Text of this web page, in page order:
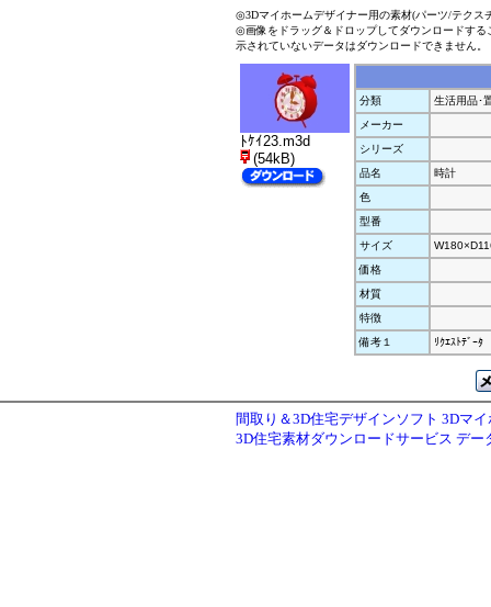
◎3Dマイホームデザイナー用の素材(パーツ/テクス
◎画像をドラッグ＆ドロップしてダウンロードす
示されていないデータはダウンロードできません。
ﾄｹｲ23.m3d
(54kB)
分類
生活用品･
メーカー
シリーズ
品名
時計
色
型番
サイズ
価格
材質
特徴
備考１
ﾘｸｴｽﾄﾃﾞｰﾀ
間取り＆3D住宅デザインソフト 3Dマ
3D住宅素材ダウンロードサービス デー